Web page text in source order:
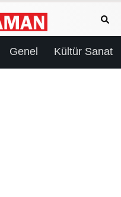
Genel Kültür Sanat